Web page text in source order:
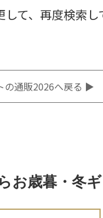
して、再度検索し
の通販2026へ戻る ▶
お歳暮・冬